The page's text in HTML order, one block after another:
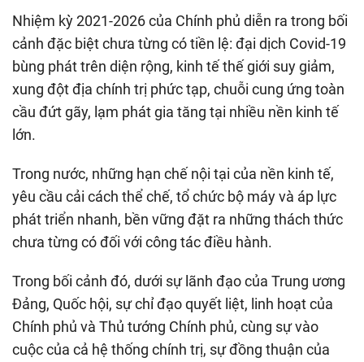
Nhiệm kỳ 2021-2026 của Chính phủ diễn ra trong bối
cảnh đặc biệt chưa từng có tiền lệ: đại dịch Covid-19
bùng phát trên diện rộng, kinh tế thế giới suy giảm,
xung đột địa chính trị phức tạp, chuỗi cung ứng toàn
cầu đứt gãy, lạm phát gia tăng tại nhiều nền kinh tế
lớn.
Trong nước, những hạn chế nội tại của nền kinh tế,
yêu cầu cải cách thể chế, tổ chức bộ máy và áp lực
phát triển nhanh, bền vững đặt ra những thách thức
chưa từng có đối với công tác điều hành.
Trong bối cảnh đó, dưới sự lãnh đạo của Trung ương
Đảng, Quốc hội, sự chỉ đạo quyết liệt, linh hoạt của
Chính phủ và Thủ tướng Chính phủ, cùng sự vào
cuộc của cả hệ thống chính trị, sự đồng thuận của